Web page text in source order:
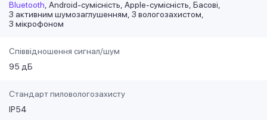
Bluetooth Android-сумісність Apple-сумісність Басові
З активним шумозаглушенням З вологозахистом
З мікрофоном
Співвідношення сигнал/шум
95 дБ
Стандарт пиловологозахисту
IP54